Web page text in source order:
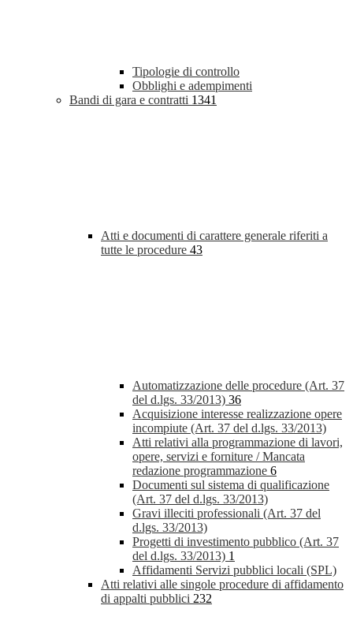
Tipologie di controllo
Obblighi e adempimenti
Bandi di gara e contratti 1341
Atti e documenti di carattere generale riferiti a
tutte le procedure 43
Automatizzazione delle procedure (Art. 37
del d.lgs. 33/2013) 36
Acquisizione interesse realizzazione opere
incompiute (Art. 37 del d.lgs. 33/2013)
Atti relativi alla programmazione di lavori,
opere, servizi e forniture / Mancata
redazione programmazione 6
Documenti sul sistema di qualificazione
(Art. 37 del d.lgs. 33/2013)
Gravi illeciti professionali (Art. 37 del
d.lgs. 33/2013)
Progetti di investimento pubblico (Art. 37
del d.lgs. 33/2013) 1
Affidamenti Servizi pubblici locali (SPL)
Atti relativi alle singole procedure di affidamento
di appalti pubblici 232